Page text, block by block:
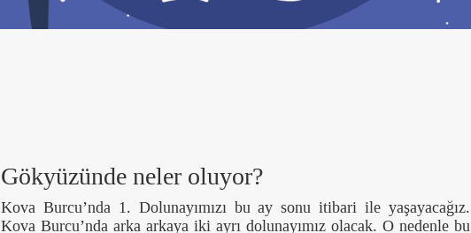
Gökyüzünde neler oluyor?
Kova Burcu’nda 1. Dolunayımızı bu ay sonu itibari ile yaşayacağız.
Kova Burcu’nda arka arkaya iki ayrı dolunayımız olacak. O nedenle bu